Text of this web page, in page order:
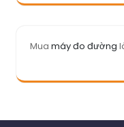
Mua máy đo đường